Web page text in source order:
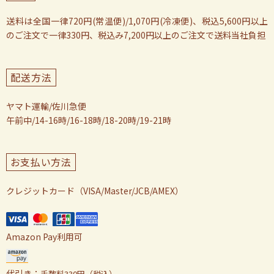
送料は全国一律720円(常温便)/1,070円(冷凍便)、税込5,600円以上
のご注文で一律330円、税込み7,200円以上のご注文で送料当社負担
配送方法
ヤマト運輸/佐川急便
午前中/14-16時/16-18時/18-20時/19-21時
お支払い方法
クレジットカード（VISA/Master/JCB/AMEX）
Amazon Pay利用可